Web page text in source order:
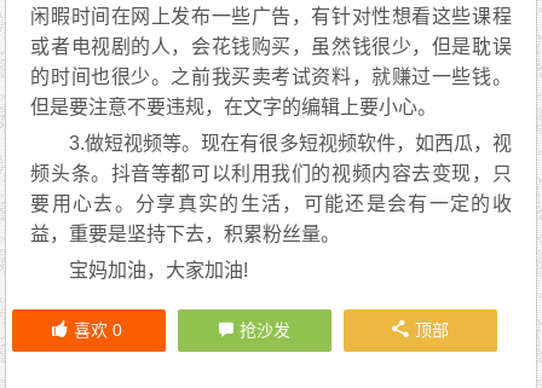
闲暇时间在网上发布一些广告，有针对性想看这些课程
或者电视剧的人，会花钱购买，虽然钱很少，但是耽误
的时间也很少。之前我买卖考试资料，就赚过一些钱。
但是要注意不要违规，在文字的编辑上要小心。
3.做短视频等。现在有很多短视频软件，如西瓜，视
频头条。抖音等都可以利用我们的视频内容去变现，只
要用心去。分享真实的生活，可能还是会有一定的收
益，重要是坚持下去，积累粉丝量。
宝妈加油，大家加油!
喜欢 0 抢沙发 顶部